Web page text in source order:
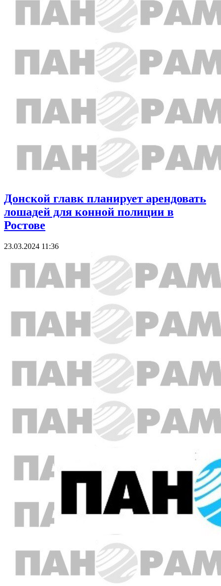
Донской главк планирует арендовать
лошадей для конной полиции в
Ростове
23.03.2024 11:36